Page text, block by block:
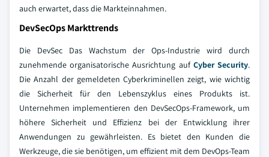
auch erwartet, dass die Markteinnahmen.
DevSecOps Markttrends
Die DevSec Das Wachstum der Ops-Industrie wird durch
zunehmende organisatorische Ausrichtung auf Cyber Security.
Die Anzahl der gemeldeten Cyberkriminellen zeigt, wie wichtig
die Sicherheit für den Lebenszyklus eines Produkts ist.
Unternehmen implementieren den DevSecOps-Framework, um
höhere Sicherheit und Effizienz bei der Entwicklung ihrer
Anwendungen zu gewährleisten. Es bietet den Kunden die
Werkzeuge, die sie benötigen, um effizient mit dem DevOps-Team